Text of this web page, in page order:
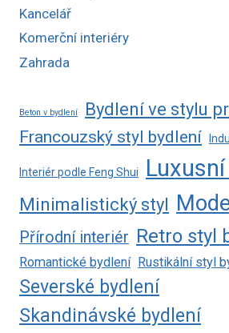
Kancelář
Komerční interiéry
Zahrada
Beton v bydlení
Bydlení ve stylu
Francouzský styl bydlení
Interiér podle Feng Shui
Minimalistický styl
Přírodní interiér Retro styl
Romantické bydlení Rustikální styl
Severské bydlení
Skandinávské bydlení